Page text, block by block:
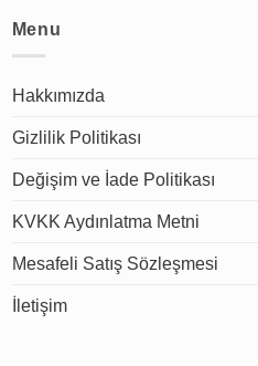
Menu
Hakkımızda
Gizlilik Politikası
Değişim ve İade Politikası
KVKK Aydınlatma Metni
Mesafeli Satış Sözleşmesi
İletişim